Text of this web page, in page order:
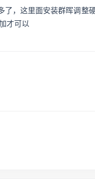
，这里面安装群晖调整
才可以